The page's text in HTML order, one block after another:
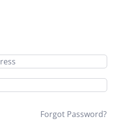
Forgot Password?